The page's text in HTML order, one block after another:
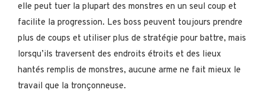
elle peut tuer la plupart des monstres en un seul coup et
facilite la progression. Les boss peuvent toujours prendre
plus de coups et utiliser plus de stratégie pour battre, mais
lorsqu’ils traversent des endroits étroits et des lieux
hantés remplis de monstres, aucune arme ne fait mieux le
travail que la tronçonneuse.